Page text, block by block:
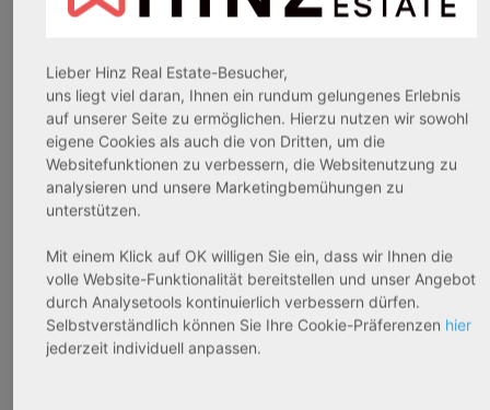
von München und Umgebung statt. Der genaue Bedarf
Standortanalysen ermittelt werden. Auf diese Weise
wird eine Über- oder Unterdeckung an Pflegeplätzen
entgegengewirkt.
Wenn Sie ein Pflegeapartment oder ein Apartment im
Betreuten Wohnen in München oder Umgebung
gewählt, der eine stete Belegung garantiert.
Quellen:
Lieber Hinz Real Estate-Besucher,
uns liegt viel daran, Ihnen ein rundum gelungenes Erlebnis
auf unserer Seite zu ermöglichen. Hierzu nutzen wir sowohl
eigene Cookies als auch die von Dritten, um die
Websitefunktionen zu verbessern, die Websitenutzung zu
analysieren und unsere Marketingbemühungen zu
unterstützen.
Mit einem Klick auf OK willigen Sie ein, dass wir Ihnen die
volle Website-Funktionalität bereitstellen und unser Angebot
durch Analysetools kontinuierlich verbessern dürfen.
Selbstverständlich können Sie Ihre Cookie-Präferenzen hier
jederzeit individuell anpassen.